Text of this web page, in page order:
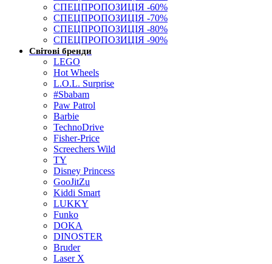
СПЕЦПРОПОЗИЦІЯ -60%
СПЕЦПРОПОЗИЦІЯ -70%
СПЕЦПРОПОЗИЦІЯ -80%
СПЕЦПРОПОЗИЦІЯ -90%
Світові бренди
LEGO
Hot Wheels
L.O.L. Surprise
#Sbabam
Paw Patrol
Barbie
TechnoDrive
Fisher-Price
Screechers Wild
TY
Disney Princess
GooJitZu
Kiddi Smart
LUKKY
Funko
DOKA
DINOSTER
Bruder
Laser X